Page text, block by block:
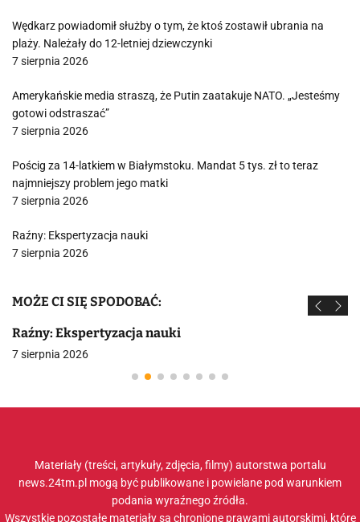
Wędkarz powiadomił służby o tym, że ktoś zostawił ubrania na
plaży. Należały do 12-letniej dziewczynki
7 sierpnia 2026
Amerykańskie media straszą, że Putin zaatakuje NATO. „Jesteśmy
gotowi odstraszać”
7 sierpnia 2026
Pościg za 14-latkiem w Białymstoku. Mandat 5 tys. zł to teraz
najmniejszy problem jego matki
7 sierpnia 2026
Raźny: Ekspertyzacja nauki
7 sierpnia 2026
MOŻE CI SIĘ SPODOBAĆ:
Raźny: Ekspertyzacja nauki
7 sierpnia 2026
Materiały (treści, artykuły, zdjęcia, filmy) autorstwa portalu
news.24tm.pl mogą być publikowane i powielane pod warunkiem
podania wyraźnego źródła.
Wszystkie pozostałe materiały są chronione prawami autorskimi, które